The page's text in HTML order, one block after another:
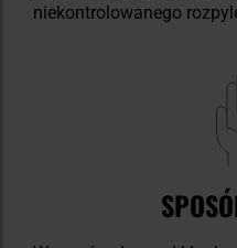
niekontrolowanego